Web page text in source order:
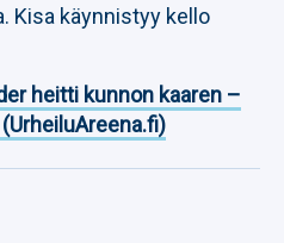
Kisa käynnistyy kello
heitti kunnon kaaren –